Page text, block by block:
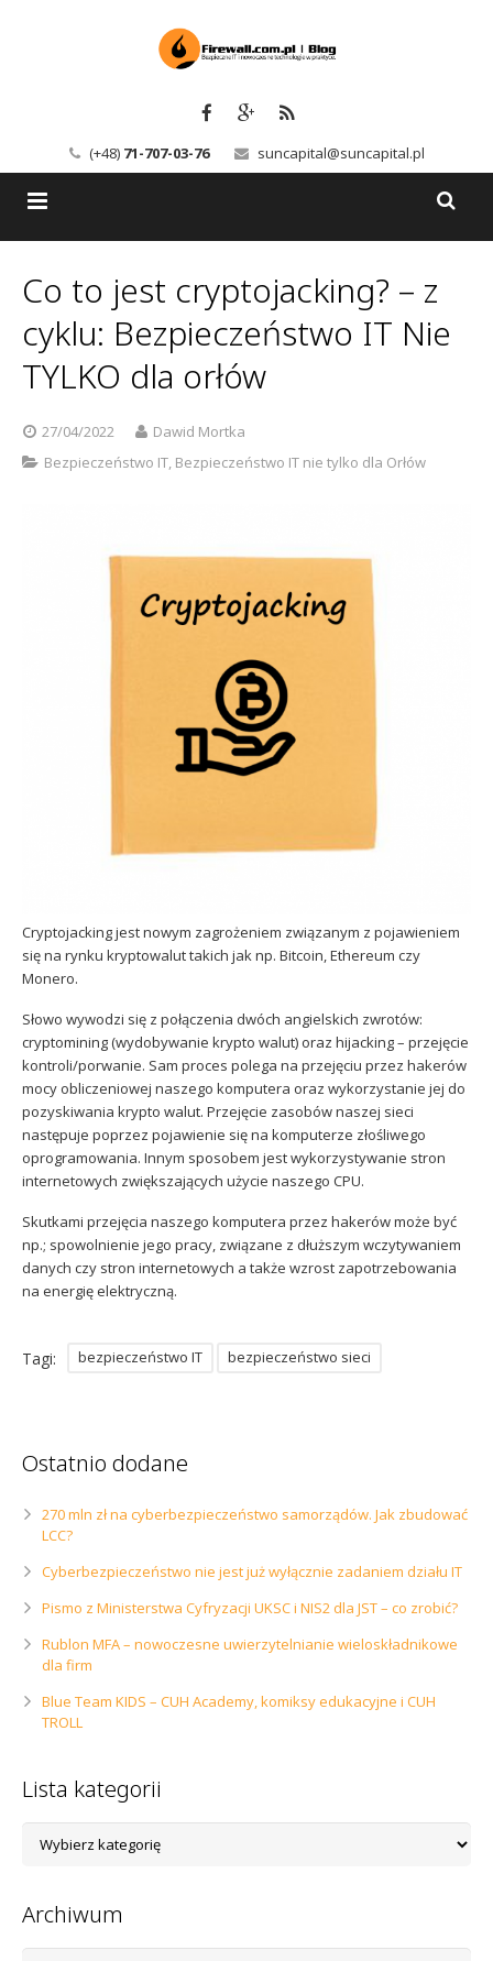
(+48) 71-707-03-76 suncapital@suncapital.pl
Backup-Solutions
Bezpieczeństwo IT
Serwery pocztowe
Usługi
Newsletter
Kontakt
Co to jest cryptojacking? – z
cyklu: Bezpieczeństwo IT Nie
TYLKO dla orłów
27/04/2022
Dawid Mortka
Bezpieczeństwo IT, Bezpieczeństwo IT nie tylko dla Orłów
Cryptojacking jest nowym zagrożeniem związanym z pojawieniem
się na rynku kryptowalut takich jak np. Bitcoin, Ethereum czy
Monero.
Słowo wywodzi się z połączenia dwóch angielskich zwrotów:
cryptomining (wydobywanie krypto walut) oraz hijacking – przejęcie
kontroli/porwanie. Sam proces polega na przejęciu przez hakerów
mocy obliczeniowej naszego komputera oraz wykorzystanie jej do
pozyskiwania krypto walut. Przejęcie zasobów naszej sieci
następuje poprzez pojawienie się na komputerze złośliwego
oprogramowania. Innym sposobem jest wykorzystywanie stron
internetowych zwiększających użycie naszego CPU.
Skutkami przejęcia naszego komputera przez hakerów może być
np.; spowolnienie jego pracy, związane z dłuższym wczytywaniem
danych czy stron internetowych a także wzrost zapotrzebowania
na energię elektryczną.
Tagi: bezpieczeństwo IT bezpieczeństwo sieci
Ostatnio dodane
270 mln zł na cyberbezpieczeństwo samorządów. Jak zbudować
LCC?
Cyberbezpieczeństwo nie jest już wyłącznie zadaniem działu IT
Pismo z Ministerstwa Cyfryzacji UKSC i NIS2 dla JST – co zrobić?
Rublon MFA – nowoczesne uwierzytelnianie wieloskładnikowe
dla firm
Blue Team KIDS – CUH Academy, komiksy edukacyjne i CUH
TROLL
Lista kategorii
kategorii
Archiwum